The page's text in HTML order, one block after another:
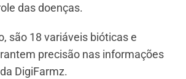
das doenças.
são 18 variáveis bióticas e
precisão nas informações
DigiFarmz.